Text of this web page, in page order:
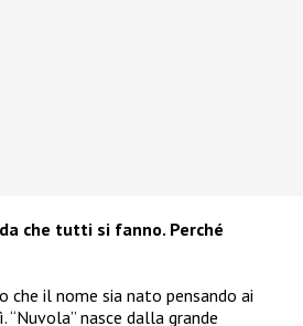
che tutti si fanno. Perché
che il nome sia nato pensando ai
nasce dalla grande